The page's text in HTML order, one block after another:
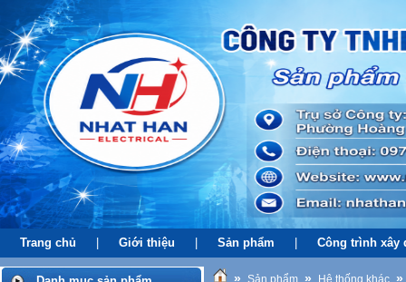
Trang chủ Giới thiệu Sản phẩm Công trình xây
» Sản phẩm » Hệ thống khác »